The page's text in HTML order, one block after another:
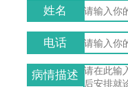
姓名
电话
病情描述